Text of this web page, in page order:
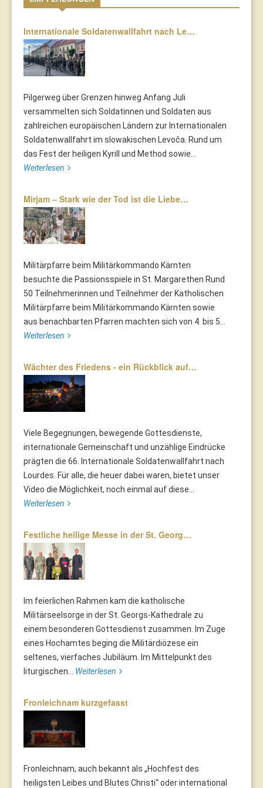
Internationale Soldatenwallfahrt nach Le…
Pilgerweg über Grenzen hinweg Anfang Juli
versammelten sich Soldatinnen und Soldaten aus
zahlreichen europäischen Ländern zur Internationalen
Soldatenwallfahrt im slowakischen Levoča. Rund um
das Fest der heiligen Kyrill und Method sowie...
Weiterlesen
Mirjam – Stark wie der Tod ist die Liebe…
Militärpfarre beim Militärkommando Kärnten
besuchte die Passionsspiele in St. Margarethen Rund
50 Teilnehmerinnen und Teilnehmer der Katholischen
Militärpfarre beim Militärkommando Kärnten sowie
aus benachbarten Pfarren machten sich von 4. bis 5...
Weiterlesen
Wächter des Friedens - ein Rückblick auf…
Viele Begegnungen, bewegende Gottesdienste,
internationale Gemeinschaft und unzählige Eindrücke
prägten die 66. Internationale Soldatenwallfahrt nach
Lourdes. Für alle, die heuer dabei waren, bietet unser
Video die Möglichkeit, noch einmal auf diese...
Weiterlesen
Festliche heilige Messe in der St. Georg…
Im feierlichen Rahmen kam die katholische
Militärseelsorge in der St. Georgs-Kathedrale zu
einem besonderen Gottesdienst zusammen. Im Zuge
eines Hochamtes beging die Militärdiözese ein
seltenes, vierfaches Jubiläum. Im Mittelpunkt des
liturgischen... Weiterlesen
Fronleichnam kurzgefasst
Fronleichnam, auch bekannt als „Hochfest des
heiligsten Leibes und Blutes Christi“ oder international